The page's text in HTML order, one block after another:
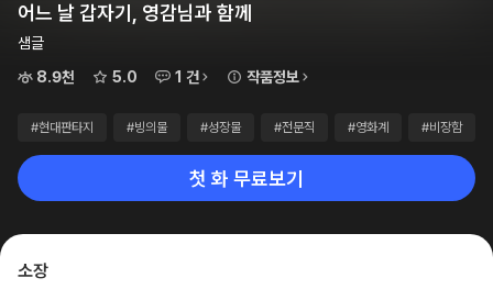
어느 날 갑자기, 영감님과 함께
샘글
8.9천
5.0 1 건 작품정보
#현대판타지 #빙의물 #성장물 #전문직 #영화계 #비장함
첫 화 무료보기
소장